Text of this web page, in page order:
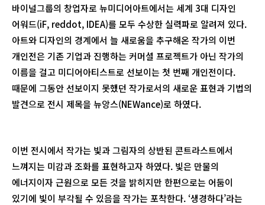
바이널그룹의 창업자로 뉴미디어아트에서는 세계 3대 디자인
어워드(iF, reddot, IDEA)를 모두 수상한 실력파로 알려져 있다.
아트와 디자인의 경계에서 늘 새로움을 추구해온 작가의 이번
개인전은 기존 기업과 진행하는 커머셜 프로젝트가 아닌 작가의
이름을 걸고 미디어아티스트로 선보이는 첫 번째 개인전이다.
때문에 그동안 선보이지 못했던 작가로서의 새로운 표현과 기법의
발견으로 전시 제목을 뉴앙스(NEWance)로 하였다.
이번 전시에서 작가는 빛과 그림자의 상반된 콘트라스트에서
느껴지는 미감과 조화를 표현하고자 하였다. 빛은 만물의
에너지이자 근원으로 모든 것을 밝히지만 한편으로는 어둠이
있기에 빛이 부각될 수 있음을 작가는 포착한다. ‘생경하다’라는